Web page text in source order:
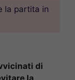
la partita in
di